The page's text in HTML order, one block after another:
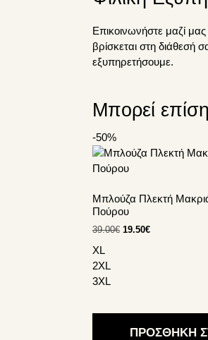
Επικοινωνήστε μαζί
βρίσκεται στη
εξυπηρετήσουμε.
Μπορεί
-50%
Μπλούζα Πλεκτή
Πούρου
39.00€ Original
19.50€Η
XL
2XL
3XL
ΠΡΟΣΘΗΚΗ
Αυτό
το
προϊόν
πολλαπλές
παραλλαγές.
Οι
επιλογές
μπορούν
να
στη